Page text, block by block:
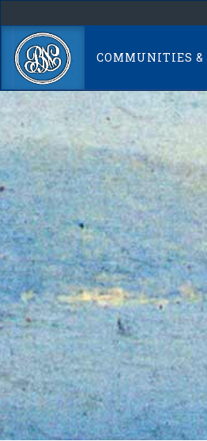
navigation
COMMUNITIES &